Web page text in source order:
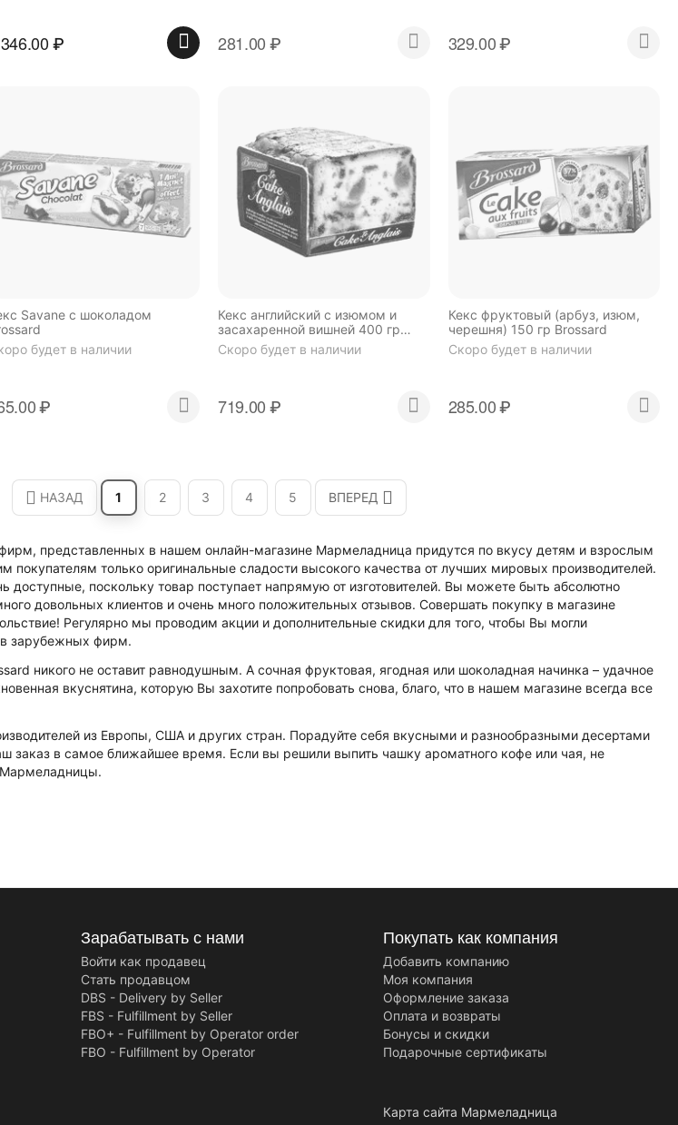
представленных в нашем онлайн-магазине Мармеладница придутся по вкусу детям и взрослым
покупателям только оригинальные сладости высокого качества от лучших мировых производителей.
поскольку товар поступает напрямую от изготовителей. Вы можете быть абсолютно
довольных клиентов и очень много положительных отзывов. Совершать покупку в магазине
Регулярно мы проводим акции и дополнительные скидки для того, чтобы Вы могли
зарубежных фирм.
никого не оставит равнодушным. А сочная фруктовая, ягодная или шоколадная начинка – удачное
вкуснятина, которую Вы захотите попробовать снова, благо, что в нашем магазине всегда все
из Европы, США и других стран. Порадуйте себя вкусными и разнообразными десертами
заказ в самое ближайшее время. Если вы решили выпить чашку ароматного кофе или чая, не
Мармеладницы.
₽ 281.00₽ 329.00₽
Savane с шоколадом
будет в наличии
₽
Кекс английский с изюмом и
засахаренной вишней 400 гр
Brossard
Скоро будет в наличии
719.00₽
Кекс фруктовый (арбуз, изюм,
черешня) 150 гр Brossard
Скоро будет в наличии
285.00₽
НАЗАД 1 2 3 4 5 ВПЕРЕД
Зарабатывать с нами
Войти как продавец
Стать продавцом
DBS - Delivery by Seller
FBS - Fulfillment by Seller
FBO+ - Fulfillment by Operator order
FBO - Fulfillment by Operator
Покупать как компания
Добавить компанию
Моя компания
Оформление заказа
Оплата и возвраты
Бонусы и скидки
Подарочные сертификаты
Карта сайта Мармеладница